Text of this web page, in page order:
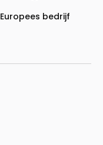
Europees bedrijf